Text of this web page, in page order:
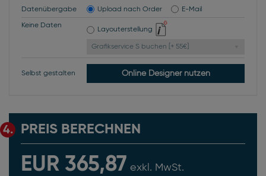
Datenübergabe Upload nach Order E-Mail
Keine Daten
Layouterstellung
Grafikservice S buchen [+ 55€]
Selbst gestalten Online Designer nutzen
4. PREIS BERECHNEN
EUR 365,87 exkl. MwSt.